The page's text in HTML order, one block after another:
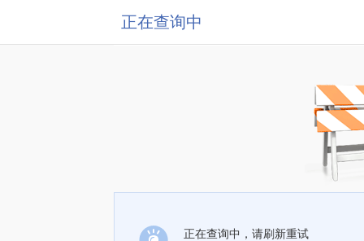
正在查询中
正在查询中，请刷新重试